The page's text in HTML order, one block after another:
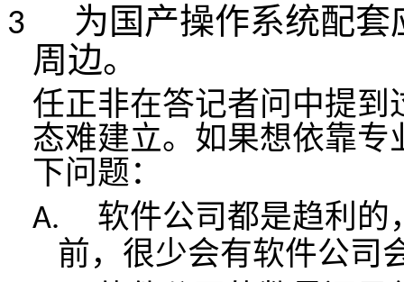
3
为国产操作系统配
周边。
任正非在答记者问中提到
态难建立。如果想依靠
下问题：
A.
软件公司都是趋利的
前，很少会有软件公司